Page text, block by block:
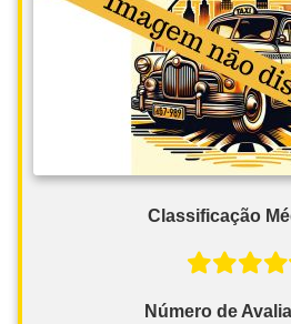
Classificação
Número de